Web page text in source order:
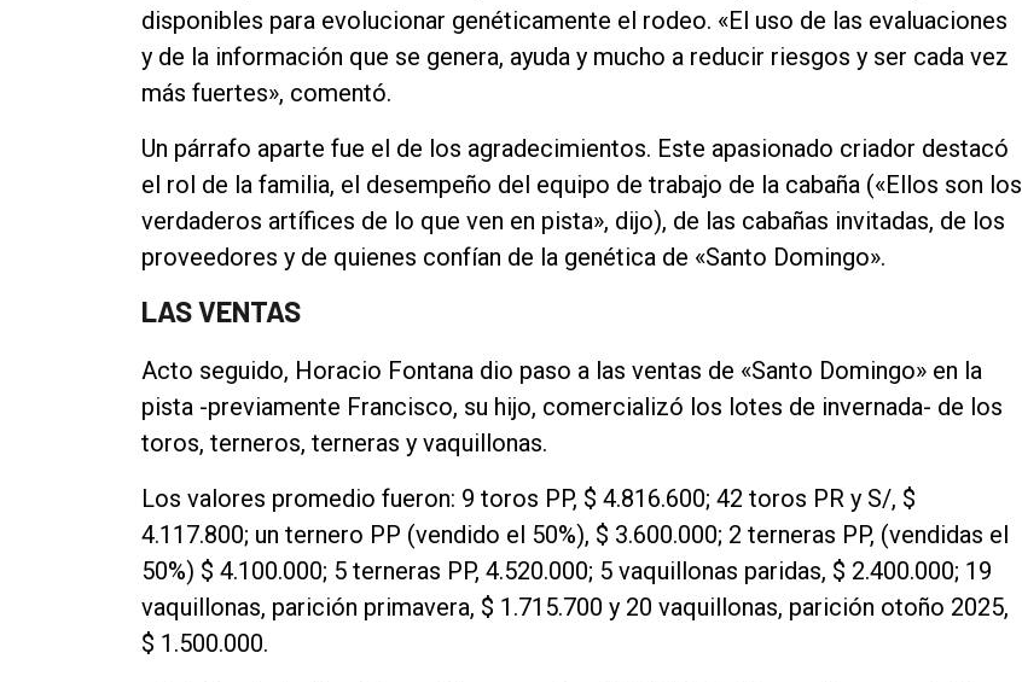
disponibles para evolucionar genéticamente el rodeo. «El uso de las evaluaciones
y de la información que se genera, ayuda y mucho a reducir riesgos y ser cada vez
más fuertes», comentó.
Un párrafo aparte fue el de los agradecimientos. Este apasionado criador destacó
el rol de la familia, el desempeño del equipo de trabajo de la cabaña («Ellos son los
verdaderos artífices de lo que ven en pista», dijo), de las cabañas invitadas, de los
proveedores y de quienes confían de la genética de «Santo Domingo».
LAS VENTAS
Acto seguido, Horacio Fontana dio paso a las ventas de «Santo Domingo» en la
pista -previamente Francisco, su hijo, comercializó los lotes de invernada- de los
toros, terneros, terneras y vaquillonas.
Los valores promedio fueron: 9 toros PP, $ 4.816.600; 42 toros PR y S/, $
4.117.800; un ternero PP (vendido el 50%), $ 3.600.000; 2 terneras PP, (vendidas el
50%) $ 4.100.000; 5 terneras PP, 4.520.000; 5 vaquillonas paridas, $ 2.400.000; 19
vaquillonas, parición primavera, $ 1.715.700 y 20 vaquillonas, parición otoño 2025,
$ 1.500.000.